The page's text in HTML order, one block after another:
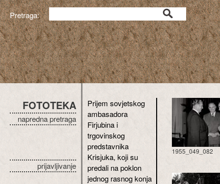
Pretraga:
FOTOTEKA
napredna pretraga
prijavljivanje
Prijem sovjetskog
ambasadora
Firjubina i
trgovinskog
predstavnika
Krisjuka, koji su
predali na poklon
jednog rasnog konja
1955_049_082